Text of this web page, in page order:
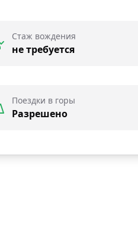
Стаж вождения
не требуется
Поездки в горы
Разрешено